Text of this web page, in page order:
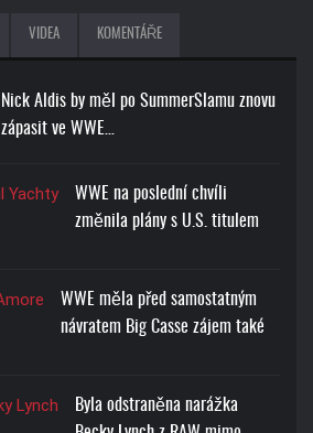
VIDEA KOMENTÁŘE
Nick Aldis by měl po SummerSlamu znovu
zápasit ve WWE…
WWE na poslední chvíli
změnila plány s U.S. titulem
WWE měla před samostatným
návratem Big Casse zájem také
Byla odstraněna narážka